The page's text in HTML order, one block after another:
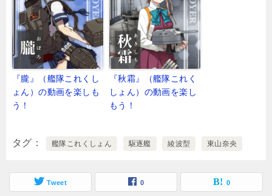
『朧』（艦隊これくし
ょん）の動画を楽しも
う！
『秋霜』（艦隊これく
しょん）の動画を楽し
もう！
タグ 艦隊これくしょん 駆逐艦 綾波型 東山奈央
Tweet 0 0